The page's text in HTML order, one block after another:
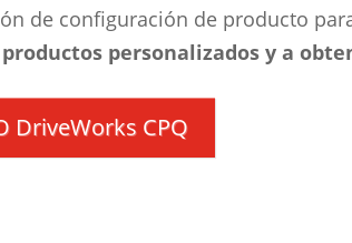
de configuración de producto
personalizados y a
DriveWorks CPQ